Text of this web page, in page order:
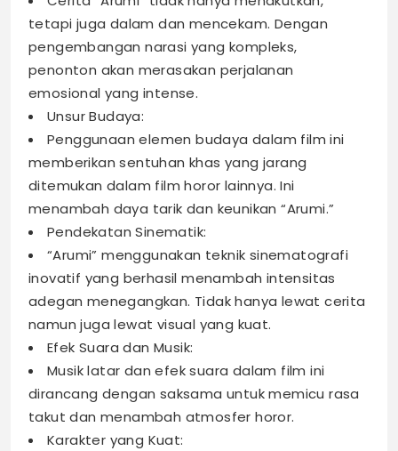
tetapi juga dalam dan mencekam. Dengan
pengembangan narasi yang kompleks,
penonton akan merasakan perjalanan
emosional yang intense.
Unsur Budaya:
Penggunaan elemen budaya dalam film ini
memberikan sentuhan khas yang jarang
ditemukan dalam film horor lainnya. Ini
menambah daya tarik dan keunikan “Arumi.”
Pendekatan Sinematik:
“Arumi” menggunakan teknik sinematografi
inovatif yang berhasil menambah intensitas
adegan menegangkan. Tidak hanya lewat cerita
namun juga lewat visual yang kuat.
Efek Suara dan Musik:
Musik latar dan efek suara dalam film ini
dirancang dengan saksama untuk memicu rasa
takut dan menambah atmosfer horor.
Karakter yang Kuat: